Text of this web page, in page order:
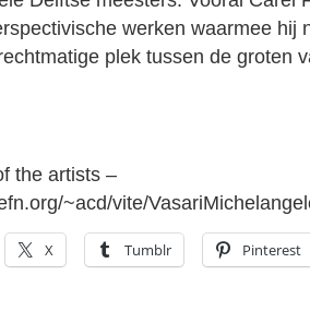
werken waarmee hij
plek tussen de groten
the artists –
~acd/vite/
X Tumblr Pinterest